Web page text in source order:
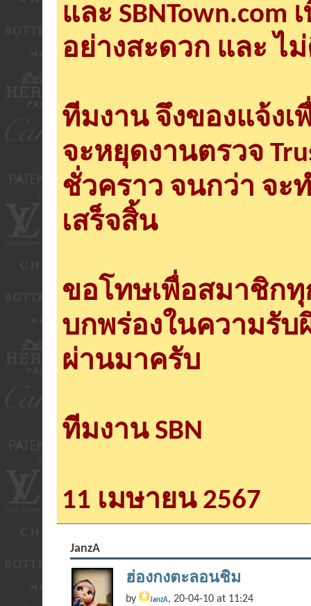
และ
อย่างสะดวก และ ไ
ทีมงาน จึงของแจ้ง
จะหยุดงานตรวจ
ชั่วคราว จนกว่า จะ
เสร็จสิ้น
ขอโทษเพื่อสมาชิก
บกพร่องในความรั
ผ่านมาครับ
ทีมงาน SBN
11 เมษายน 2567
JanzA
ฮ่องกงตะลอนชิม
by JanzA, 20-04-10 at 11:24